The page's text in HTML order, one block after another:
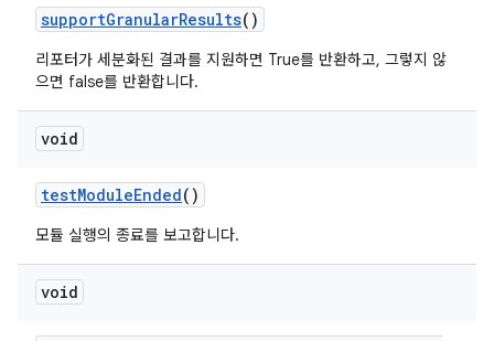
supportGranularResults()
리포터가 세분화된 결과를 지원하면 True를 반환하고, 그렇지 않
으면 false를 반환합니다.
void
testModuleEnded()
모듈 실행의 종료를 보고합니다.
void